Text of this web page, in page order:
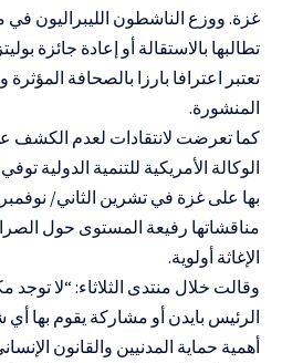
غزة. ووزع الناشطون الليبراليون
تطالبها بالاستقالة أو إعادة جائزة
تعتبر اعترافا بارزا بالصحافة
المنشورة.
كما تعرضت لانتقادات لعدم الكشف
الوكالة الأمريكية للتنمية الدولية
بها على غزة في تشرين الثاني/
مناقشاتها رفيعة المستوى حول
الإغاثة أولوية.
وقالت خلال منتدى الثلاثاء: “لا توجد
الرئيس بايدن أو مشاركة يقوم بها
أهمية حماية المدنيين والقانون